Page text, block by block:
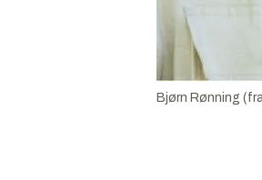
Bjørn Rønning